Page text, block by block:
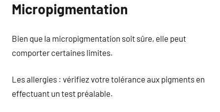
Micropigmentation
Bien que la micropigmentation soit sûre, elle peut
comporter certaines limites.
Les allergies : vérifiez votre tolérance aux pigments en
effectuant un test préalable.